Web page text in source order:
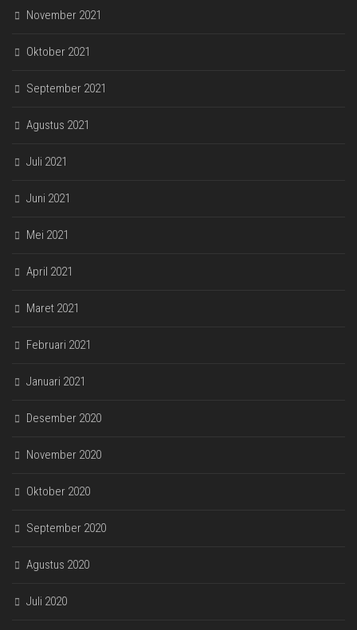
November 2021
Oktober 2021
September 2021
Agustus 2021
Juli 2021
Juni 2021
Mei 2021
April 2021
Maret 2021
Februari 2021
Januari 2021
Desember 2020
November 2020
Oktober 2020
September 2020
Agustus 2020
Juli 2020